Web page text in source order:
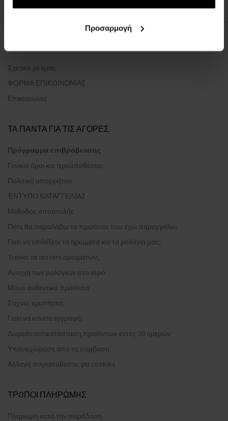
Προσαρμογή
Σχετικά με εμάς
ΦΟΡΜΑ ΕΠΙΚΟΙΝΩΝΙΑΣ
Επικοινωνία
ΤΑ ΠΑΝΤΑ ΓΙΑ ΤΙΣ ΑΓΟΡΕΣ
Πρόγραμμα επιβράβευσης
Γενικοί όροι και προϋποθέσεις
Πολιτική απορρήτου
ΈΝΤΥΠΟ ΚΑΤΑΓΓΕΛΊΑΣ
Μέθοδος αποστολής
Πότε θα παραλάβω τα προϊόντα που έχω παραγγείλει;
Γιατί να επιλέξετε τα αρώματα και τα ρολόγια μας;
Τι είναι τα testers αρωμάτων;
Αντοχή των ρολογιών στο νερό
Μόνο αυθεντικά προϊόντα
Συχνές ερωτήσεις
Γιατί να κάνετε εγγραφή;
Δωρεάν αντικατάσταση προϊόντων εντός 30 ημερών
Υπαναχώρηση από τη σύμβαση
Αλλαγή συγκατάθεσης για cookies
ΤΡOΠΟΙ ΠΛΗΡΩΜHΣ
Πληρωμή κατά την παράδοση